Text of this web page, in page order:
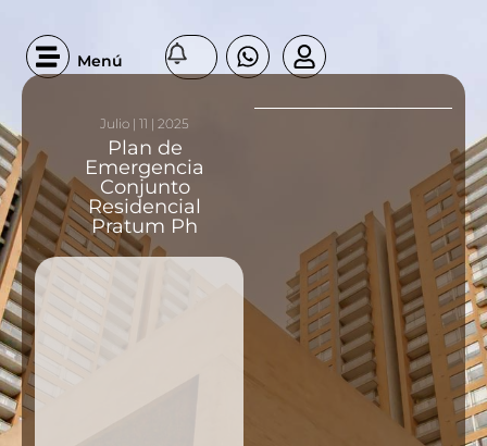
Menú
Julio | 11 | 2025
Plan de
Emergencia
Conjunto
Residencial
Pratum Ph